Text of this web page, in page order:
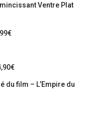
Ventre Plat
film – L’Empire du